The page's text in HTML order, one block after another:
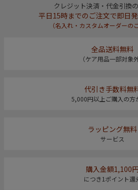
クレジット決済・代金引換の
平日15時までのご注文で即日発
（名入れ・カスタムオーダーの
全品送料無料
（ケア用品一部対象外
代引き手数料無
5,000円以上ご購入の方
ラッピング無料
サービス
購入金額1,100
につき1ポイント還